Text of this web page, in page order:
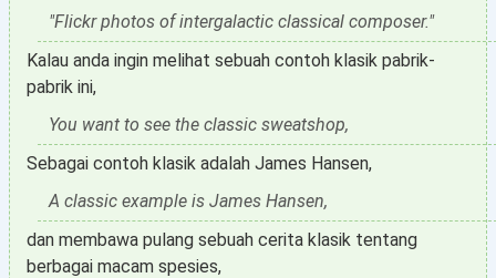
"Flickr photos of intergalactic classical composer."
Kalau anda ingin melihat sebuah contoh klasik pabrik-
pabrik ini,
You want to see the classic sweatshop,
Sebagai contoh klasik adalah James Hansen,
A classic example is James Hansen,
dan membawa pulang sebuah cerita klasik tentang
berbagai macam spesies,